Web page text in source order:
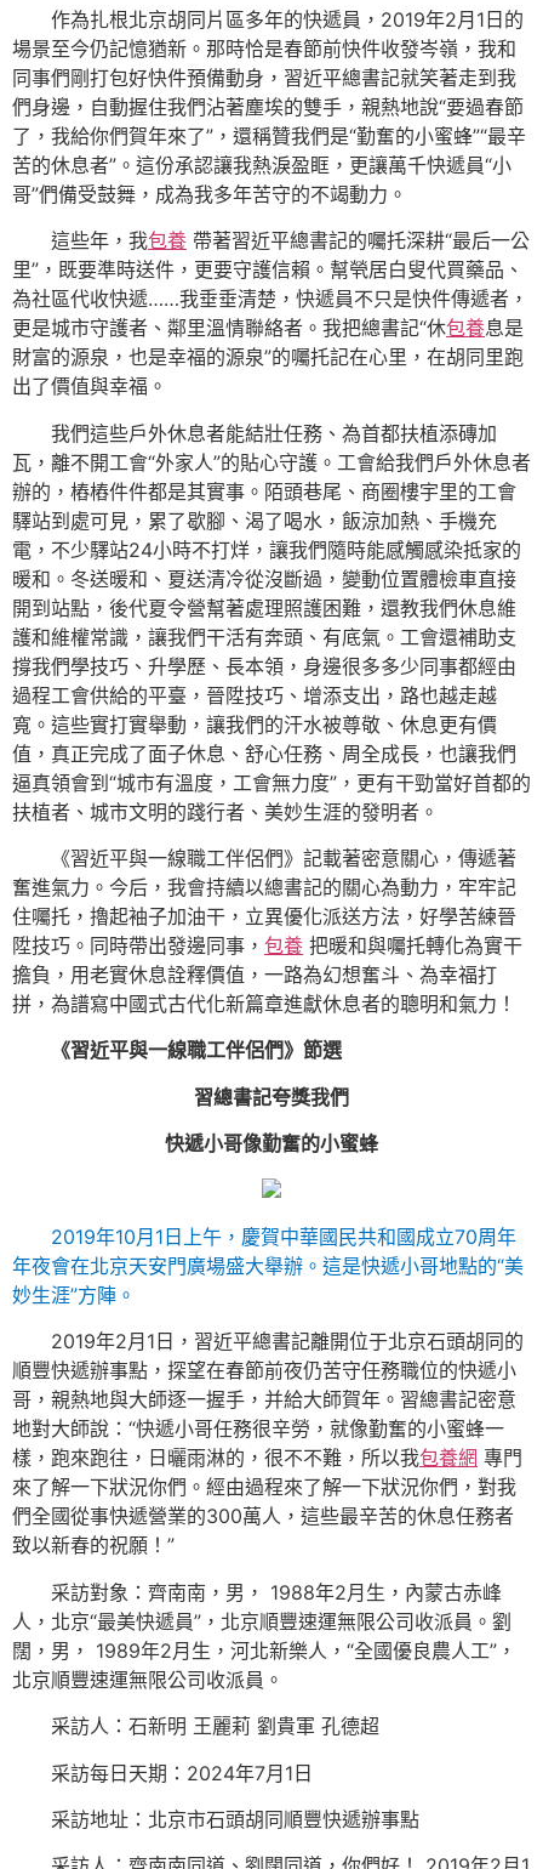
作為扎根北京胡同片區多年的快遞員，2019年2月1日的
場景至今仍記憶猶新。那時恰是春節前快件收發岑嶺，我和
同事們剛打包好快件預備動身，習近平總書記就笑著走到我
們身邊，自動握住我們沾著塵埃的雙手，親熱地說“要過春節
了，我給你們賀年來了”，還稱贊我們是“勤奮的小蜜蜂”“最辛
苦的休息者”。這份承認讓我熱淚盈眶，更讓萬千快遞員“小
哥”們備受鼓舞，成為我多年苦守的不竭動力。
這些年，我包養 帶著習近平總書記的囑托深耕“最后一公
里”，既要準時送件，更要守護信賴。幫煢居白叟代買藥品、
為社區代收快遞……我垂垂清楚，快遞員不只是快件傳遞者，
更是城市守護者、鄰里溫情聯絡者。我把總書記“休包養息是
財富的源泉，也是幸福的源泉”的囑托記在心里，在胡同里跑
出了價值與幸福。
我們這些戶外休息者能結壯任務、為首都扶植添磚加
瓦，離不開工會“外家人”的貼心守護。工會給我們戶外休息者
辦的，樁樁件件都是其實事。陌頭巷尾、商圈樓宇里的工會
驛站到處可見，累了歇腳、渴了喝水，飯涼加熱、手機充
電，不少驛站24小時不打烊，讓我們隨時能感觸感染抵家的
暖和。冬送暖和、夏送清冷從沒斷過，變動位置體檢車直接
開到站點，後代夏令營幫著處理照護困難，還教我們休息維
護和維權常識，讓我們干活有奔頭、有底氣。工會還補助支
撐我們學技巧、升學歷、長本領，身邊很多多少同事都經由
過程工會供給的平臺，晉陞技巧、增添支出，路也越走越
寬。這些實打實舉動，讓我們的汗水被尊敬、休息更有價
值，真正完成了面子休息、舒心任務、周全成長，也讓我們
逼真領會到“城市有溫度，工會無力度”，更有干勁當好首都的
扶植者、城市文明的踐行者、美妙生涯的發明者。
《習近平與一線職工伴侶們》記載著密意關心，傳遞著
奮進氣力。今后，我會持續以總書記的關心為動力，牢牢記
住囑托，擼起袖子加油干，立異優化派送方法，好學苦練晉
陞技巧。同時帶出發邊同事， 包養 把暖和與囑托轉化為實干
擔負，用老實休息詮釋價值，一路為幻想奮斗、為幸福打
拼，為譜寫中國式古代化新篇章進獻休息者的聰明和氣力！
《習近平與一線職工伴侶們》節選
習總書記夸獎我們
快遞小哥像勤奮的小蜜蜂
2019年10月1日上午，慶賀中華國民共和國成立70周年
年夜會在北京天安門廣場盛大舉辦。這是快遞小哥地點的“美
妙生涯”方陣。
2019年2月1日，習近平總書記離開位于北京石頭胡同的
順豐快遞辦事點，探望在春節前夜仍苦守任務職位的快遞小
哥，親熱地與大師逐一握手，并給大師賀年。習總書記密意
地對大師說：“快遞小哥任務很辛勞，就像勤奮的小蜜蜂一
樣，跑來跑往，日曬雨淋的，很不不難，所以我包養網 專門
來了解一下狀況你們。經由過程來了解一下狀況你們，對我
們全國從事快遞營業的300萬人，這些最辛苦的休息任務者
致以新春的祝願！”
采訪對象：齊南南，男， 1988年2月生，內蒙古赤峰
人，北京“最美快遞員”，北京順豐速運無限公司收派員。劉
闊，男， 1989年2月生，河北新樂人，“全國優良農人工”，
北京順豐速運無限公司收派員。
采訪人：石新明 王麗莉 劉貴軍 孔德超
采訪每日天期：2024年7月1日
采訪地址：北京市石頭胡同順豐快遞辦事點